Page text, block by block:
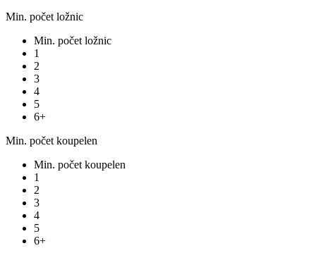
Min. počet ložnic
Min. počet ložnic
1
2
3
4
5
6+
Min. počet koupelen
Min. počet koupelen
1
2
3
4
5
6+